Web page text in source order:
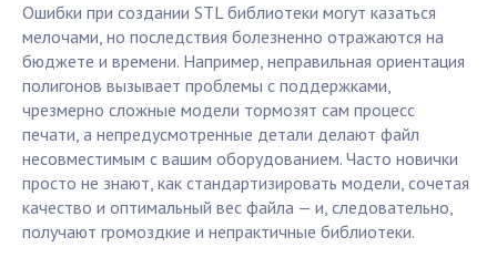
Ошибки при создании STL библиотеки могут казаться
мелочами, но последствия болезненно отражаются на
бюджете и времени. Например, неправильная ориентация
полигонов вызывает проблемы с поддержками,
чрезмерно сложные модели тормозят сам процесс
печати, а непредусмотренные детали делают файл
несовместимым с вашим оборудованием. Часто новички
просто не знают, как стандартизировать модели, сочетая
качество и оптимальный вес файла — и, следовательно,
получают громоздкие и непрактичные библиотеки.